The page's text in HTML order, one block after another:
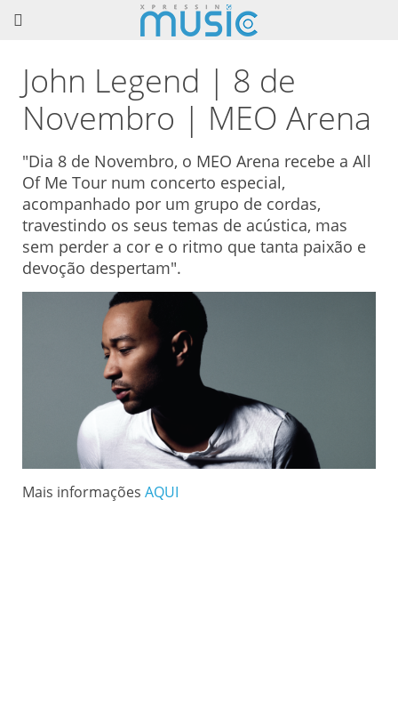
John Legend | 8 de
Novembro | MEO Arena
"Dia 8 de Novembro, o MEO Arena recebe a All
Of Me Tour num concerto especial,
acompanhado por um grupo de cordas,
travestindo os seus temas de acústica, mas
sem perder a cor e o ritmo que tanta paixão e
devoção despertam".
Mais informações AQUI